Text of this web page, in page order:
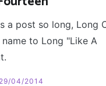
a post so long, Long
to Long "Like A
29/04/2014